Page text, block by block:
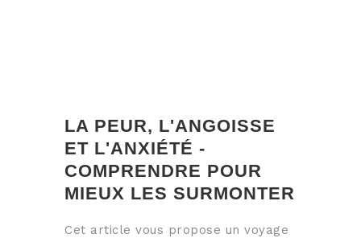
LA PEUR, L'ANGOISSE
ET L'ANXIÉTÉ -
COMPRENDRE POUR
MIEUX LES SURMONTER
Cet article vous propose un voyage